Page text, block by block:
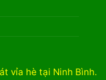
vỉa hè tại Ninh Bình.